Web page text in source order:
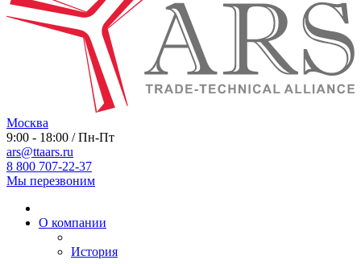
Москва
9:00 - 18:00 / Пн-Пт
ars@ttaars.ru
8 800 707-22-37
Мы перезвоним
О компании
История